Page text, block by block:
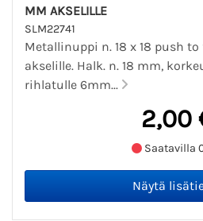
MM AKSELILLE
SLM22741
Metallinuppi n. 18 x 18 push
akselille. Halk. n. 18 mm,
rihlatulle 6mm...
2,00
Saatavilla